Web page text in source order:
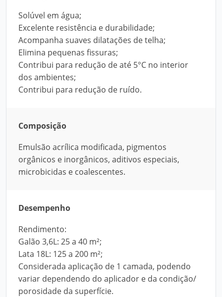
Solúvel em água;
Excelente resistência e durabilidade;
Acompanha suaves dilatações de telha;
Elimina pequenas fissuras;
Contribui para redução de até 5°C no interior
dos ambientes;
Contribui para redução de ruído.
Composição
Emulsão acrílica modificada, pigmentos
orgânicos e inorgânicos, aditivos especiais,
microbicidas e coalescentes.
Desempenho
Rendimento:
Galão 3,6L: 25 a 40 m²;
Lata 18L: 125 a 200 m²;
Considerada aplicação de 1 camada, podendo
variar dependendo do aplicador e da condição/
porosidade da superfície.